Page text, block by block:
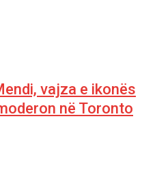
vajza e ikonës
në Toronto